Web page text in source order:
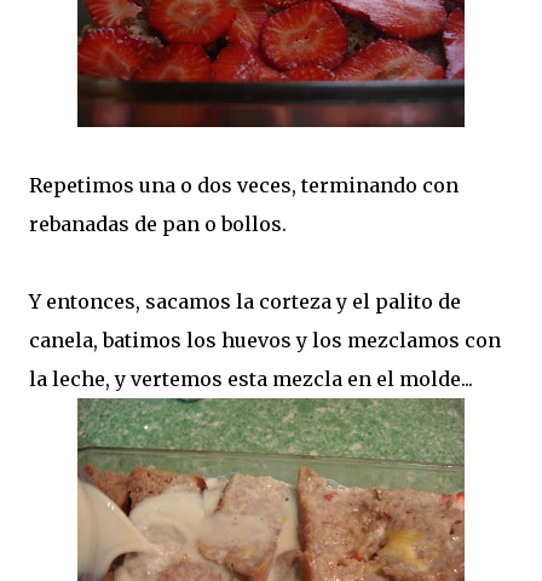
Repetimos una o dos veces, terminando con
rebanadas de pan o bollos.
Y entonces, sacamos la corteza y el palito de
canela, batimos los huevos y los mezclamos con
la leche, y vertemos esta mezcla en el molde...